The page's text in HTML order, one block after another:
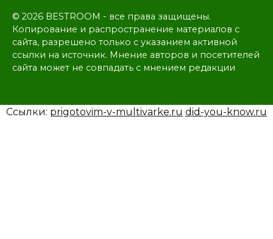
© 2026 BESTROOM - все права защищены.
Копирование и распространение материалов с
сайта, разрешено только с указанием активной
ссылки на источник. Мнение авторов и посетителей
сайта может не совпадать с мнением редакции
Ссылки: prigotovim-v-multivarke.ru did-you-know.ru